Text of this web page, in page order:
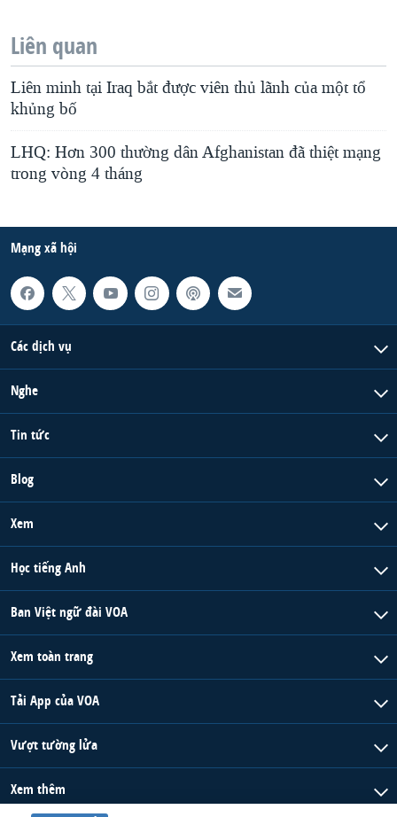
Liên quan
Liên minh tại Iraq bắt được viên thủ lãnh của một tổ
khủng bố
LHQ: Hơn 300 thường dân Afghanistan đã thiệt mạng
trong vòng 4 tháng
Mạng xã hội
Các dịch vụ
Nghe
Tin tức
Blog
Xem
Học tiếng Anh
Ban Việt ngữ đài VOA
Xem toàn trang
Tải App của VOA
Vượt tường lửa
Xem thêm